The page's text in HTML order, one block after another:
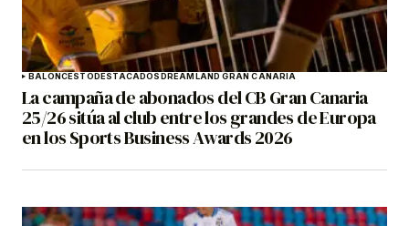
BALONCESTODESTACADOSDREAMLAND GRAN CANARIA
La campaña de abonados del CB Gran Canaria
25/26 sitúa al club entre los grandes de Europa
en los Sports Business Awards 2026